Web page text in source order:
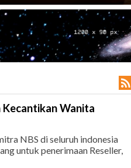

Wanita
NBS di seluruh indonesia
untuk penerimaan Reseller,